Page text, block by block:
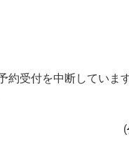
約受付を中断していま
(